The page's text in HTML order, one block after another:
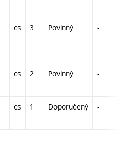
cs 3 Povinný -
cs 2 Povinný -
cs 1 Doporučený -